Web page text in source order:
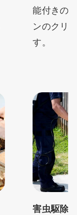
能付きの
ンのクリ
す。
害虫駆除